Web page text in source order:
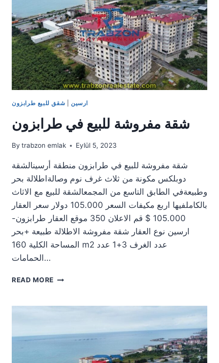
ارسين شقق للبيع طرابزون
شقة مفروشة للبيع في طرابزون
By trabzon emlak Eylül 5, 2023
شقة مفروشة للبيع في طرابزون منطقة أرسينالشقة
دوبلكس مكونة من ثلاث غرف نوم وصالةاطلالة بحر
وطبيعةفي الطابق التاسع من المجمعالشقة للبيع مع الاثاث
بالكاملفيها اربع مكيفات السعر 105.000 دولار سعر العقار
105.000 $ قم الاعلان 350 موقع العقار طرابزون-
ارسين نوع العقار شقة مفروشة الاطلالة طبيعة +بحر
المساحة الكلية 160 m2 عدد الغرف 3+1 عدد
الحمامات…
READ MORE شقة
في